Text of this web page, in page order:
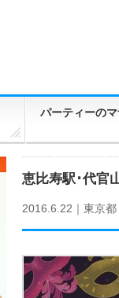
パーティーの
恵比寿駅･代官
2016.6.22｜ 東京都